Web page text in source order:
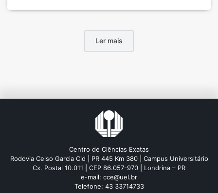
Ler mais
Centro de Ciências Exatas
Rodovia Celso Garcia Cid | PR 445 Km 380 | Campus Universitário
Cx. Postal 10.011 | CEP 86.057-970 | Londrina – PR
e-mail: cce@uel.br
Telefone: 43 33714733